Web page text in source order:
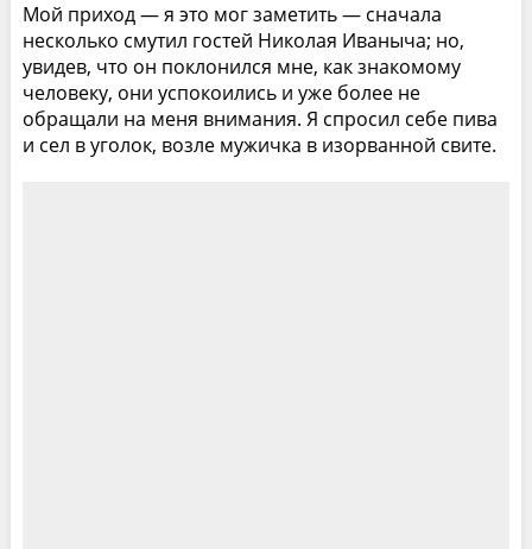
Мой приход — я это мог заметить — сначала
несколько смутил гостей Николая Иваныча; но,
увидев, что он поклонился мне, как знакомому
человеку, они успокоились и уже более не
обращали на меня внимания. Я спросил себе пива
и сел в уголок, возле мужичка в изорванной свите.